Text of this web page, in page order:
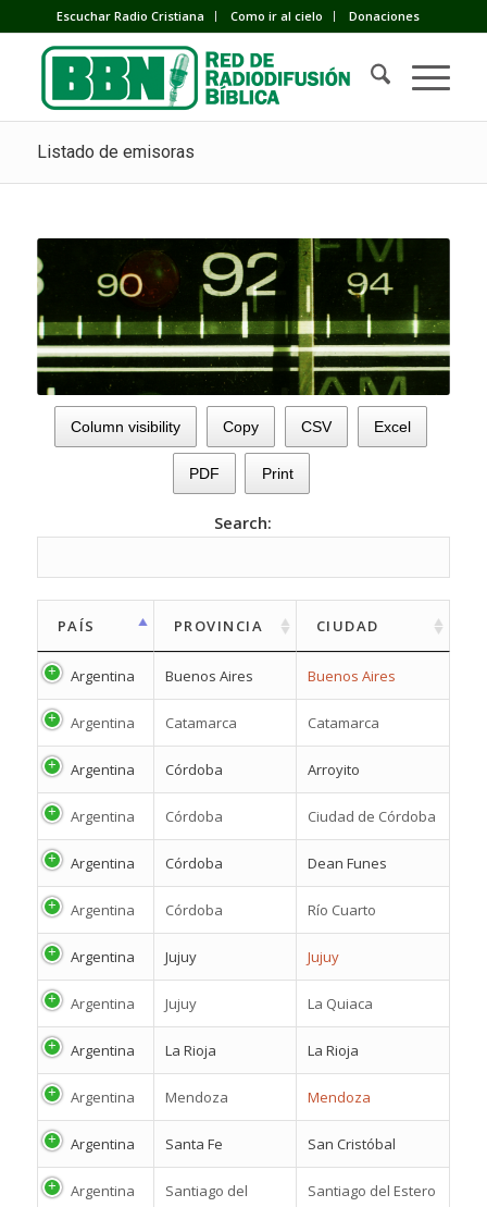
Escuchar Radio Cristiana Como ir al cielo Donaciones
Listado de emisoras
Column visibility Copy CSV Excel
PDF Print
Search:
PAÍS PROVINCIA CIUDAD
Argentina Buenos Aires Buenos Aires
Argentina Catamarca Catamarca
Argentina Córdoba Arroyito
Argentina Córdoba Ciudad de Córdoba
Argentina Córdoba Dean Funes
Argentina Córdoba Río Cuarto
Argentina Jujuy Jujuy
Argentina Jujuy La Quiaca
Argentina La Rioja La Rioja
Argentina Mendoza Mendoza
Argentina Santa Fe San Cristóbal
Argentina
Santiago del
Santiago del Estero